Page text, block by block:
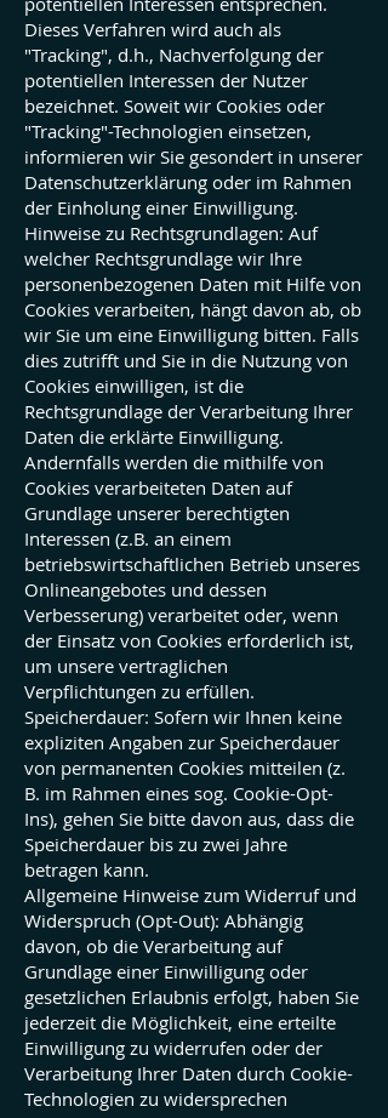
Dieses Verfahren wird auch als
"Tracking", d.h., Nachverfolgung der
potentiellen Interessen der Nutzer
bezeichnet. Soweit wir Cookies oder
"Tracking"-Technologien einsetzen,
informieren wir Sie gesondert in unserer
Datenschutzerklärung oder im Rahmen
der Einholung einer Einwilligung.
Hinweise zu Rechtsgrundlagen: Auf
welcher Rechtsgrundlage wir Ihre
personenbezogenen Daten mit Hilfe von
Cookies verarbeiten, hängt davon ab, ob
wir Sie um eine Einwilligung bitten. Falls
dies zutrifft und Sie in die Nutzung von
Cookies einwilligen, ist die
Rechtsgrundlage der Verarbeitung Ihrer
Daten die erklärte Einwilligung.
Andernfalls werden die mithilfe von
Cookies verarbeiteten Daten auf
Grundlage unserer berechtigten
Interessen (z.B. an einem
betriebswirtschaftlichen Betrieb unseres
Onlineangebotes und dessen
Verbesserung) verarbeitet oder, wenn
der Einsatz von Cookies erforderlich ist,
um unsere vertraglichen
Verpflichtungen zu erfüllen.
Speicherdauer: Sofern wir Ihnen keine
expliziten Angaben zur Speicherdauer
von permanenten Cookies mitteilen (z.
B. im Rahmen eines sog. Cookie-Opt-
Ins), gehen Sie bitte davon aus, dass die
Speicherdauer bis zu zwei Jahre
betragen kann.
Allgemeine Hinweise zum Widerruf und
Widerspruch (Opt-Out): Abhängig
davon, ob die Verarbeitung auf
Grundlage einer Einwilligung oder
gesetzlichen Erlaubnis erfolgt, haben Sie
jederzeit die Möglichkeit, eine erteilte
Einwilligung zu widerrufen oder der
Verarbeitung Ihrer Daten durch Cookie-
Technologien zu widersprechen